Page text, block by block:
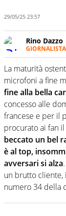
29/05/25 23:57
Rino Dazzo
GIORNALISTA
Se mai ci
una
una svista
curve
La maturità
microfoni a fine
fine alla bella
concesso alle
francese e per il
procurato ai fan il
beccato un bel
è al top,
avversari si alza
un brutto cliente,
numero 34 della